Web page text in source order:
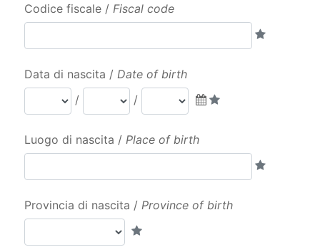
Codice fiscale / Fiscal code
Data di nascita / Date of birth
/
/
Luogo di nascita / Place of birth
Provincia di nascita / Province of birth